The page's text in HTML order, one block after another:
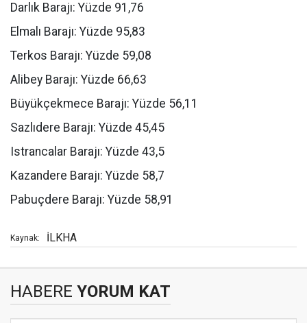
Darlık Barajı: Yüzde 91,76
Elmalı Barajı: Yüzde 95,83
Terkos Barajı: Yüzde 59,08
Alibey Barajı: Yüzde 66,63
Büyükçekmece Barajı: Yüzde 56,11
Sazlıdere Barajı: Yüzde 45,45
Istrancalar Barajı: Yüzde 43,5
Kazandere Barajı: Yüzde 58,7
Pabuçdere Barajı: Yüzde 58,91
Kaynak: İLKHA
HABERE YORUM KAT